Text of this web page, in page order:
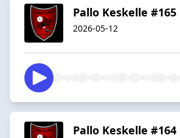
Pallo Keskelle #165
2026-05-12
Pallo Keskelle #164